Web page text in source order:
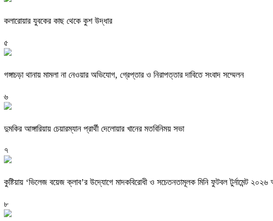
কলারোয়ার যুবকের কাছ থেকে কুশ উদ্ধার
৫
গঙ্গাচড়া থানায় মামলা না নেওয়ার অভিযোগ, গ্রেপ্তার ও নিরাপত্তার দাবিতে সংবাদ সম্মেলন
৬
দুমকির আঙ্গারিয়ায় চেয়ারম্যান প্রার্থী দেলোয়ার খানের মতবিনিময় সভা
৭
কুষ্টিয়ায় ‘ভিলেজ বয়েজ ক্লাব’র উদ্যোগে মাদকবিরোধী ও সচেতনতামূলক মিনি ফুটবল টুর্নামেন্ট ২০২৬
৮